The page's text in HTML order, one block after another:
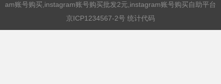
am账号购买,instagram账号购买批发2元,instagram账号购买自助平台
京ICP1234567-2号 统计代码